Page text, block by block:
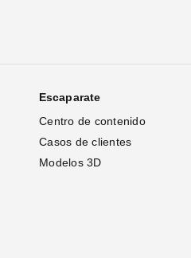
Escaparate
Centro de contenido
Casos de clientes
Modelos 3D